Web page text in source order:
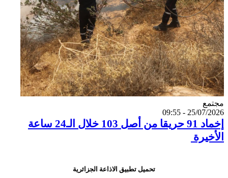
Catégorie
مجتمع
25/07/2026 - 09:55
إخماد 91 حريقا من أصل 103 خلال الـ24 ساعة
الأخيرة
تحميل تطبيق الاذاعة الجزائرية